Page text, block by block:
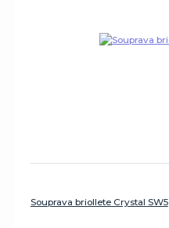
Souprava briollete Crystal SW5